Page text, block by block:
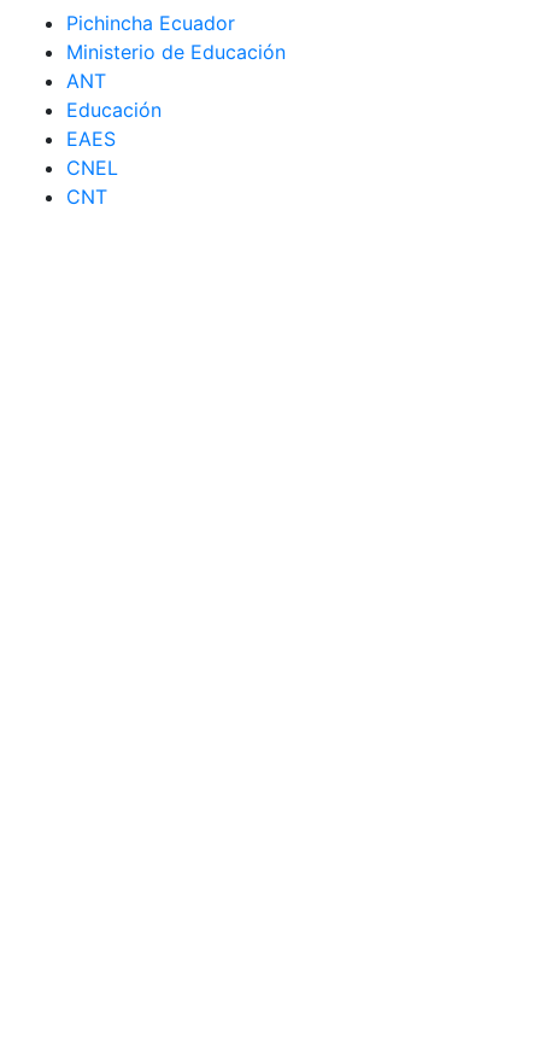
Pichincha Ecuador
Ministerio de Educación
ANT
Educación
EAES
CNEL
CNT